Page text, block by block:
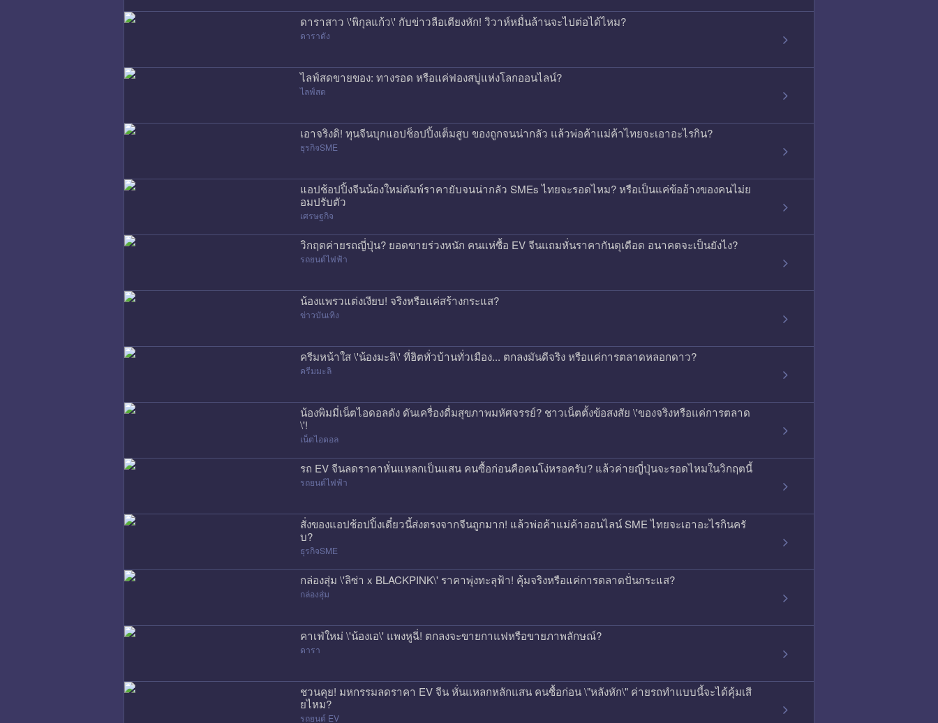
ดาราสาว \'พิกุลแก้ว\' กับข่าวลือเตียงหัก! วิวาห์หมื่นล้านจะไปต่อได้ไหม?
ดาราดัง
ไลฟ์สดขายของ: ทางรอด หรือแค่ฟองสบู่แห่งโลกออนไลน์?
ไลฟ์สด
เอาจริงดิ! ทุนจีนบุกแอปช็อปปิ้งเต็มสูบ ของถูกจนน่ากลัว แล้วพ่อค้าแม่ค้าไทยจะเอาอะไรกิน?
ธุรกิจSME
แอปช้อปปิ้งจีนน้องใหม่ดัมพ์ราคายับจนน่ากลัว SMEs ไทยจะรอดไหม? หรือเป็นแค่ข้ออ้างของคนไม่ย
อมปรับตัว
เศรษฐกิจ
วิกฤตค่ายรถญี่ปุ่น? ยอดขายร่วงหนัก คนแห่ซื้อ EV จีนแถมหั่นราคากันดุเดือด อนาคตจะเป็นยังไง?
รถยนต์ไฟฟ้า
น้องแพรวแต่งเงียบ! จริงหรือแค่สร้างกระแส?
ข่าวบันเทิง
ครีมหน้าใส \'น้องมะลิ\' ที่ฮิตทั่วบ้านทั่วเมือง... ตกลงมันดีจริง หรือแค่การตลาดหลอกดาว?
ครีมมะลิ
น้องพิมมี่เน็ตไอดอลดัง ดันเครื่องดื่มสุขภาพมหัศจรรย์? ชาวเน็ตตั้งข้อสงสัย \'ของจริงหรือแค่การตลาด
\'!
เน็ตไอดอล
รถ EV จีนลดราคาหั่นแหลกเป็นแสน คนซื้อก่อนคือคนโง่หรอครับ? แล้วค่ายญี่ปุ่นจะรอดไหมในวิกฤตนี้
รถยนต์ไฟฟ้า
สั่งของแอปช้อปปิ้งเดี๋ยวนี้ส่งตรงจากจีนถูกมาก! แล้วพ่อค้าแม่ค้าออนไลน์ SME ไทยจะเอาอะไรกินครั
บ?
ธุรกิจSME
กล่องสุ่ม \'ลิซ่า x BLACKPINK\' ราคาพุ่งทะลุฟ้า! คุ้มจริงหรือแค่การตลาดปั่นกระแส?
กล่องสุ่ม
คาเฟ่ใหม่ \'น้องเอ\' แพงหูฉี่! ตกลงจะขายกาแฟหรือขายภาพลักษณ์?
ดารา
ชวนคุย! มหกรรมลดราคา EV จีน หั่นแหลกหลักแสน คนซื้อก่อน \"หลังหัก\" ค่ายรถทำแบบนี้จะได้คุ้มเสี
ยไหม?
รถยนต์ EV